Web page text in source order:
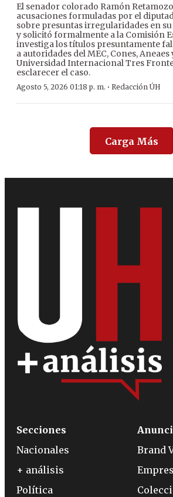
El senador colorado Ramón
acusaciones formuladas por el
sobre presuntas irregularidades en
y solicitó formalmente a la Comisión
investiga los títulos presuntamente
a autoridades del MEC, Cones, Aneaes
Universidad Internacional Tres
esclarecer el caso.
Agosto 5, 2026 01:18 p. m. · Redacción ÚH
Carga Más
Secciones
Nacionales
+ análisis
Política
Brand